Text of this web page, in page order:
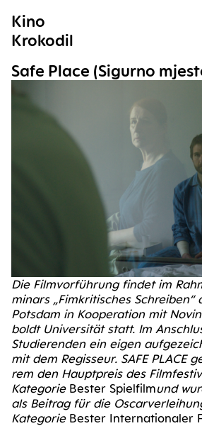
Kino
Krokodil
Safe Place (Sigur­no
Die Film­vor­füh­rung fin­det im
mi­nars „Fim­kri­ti­sches
Pots­dam in Koope­ra­ti­on mit
boldt Uni­ver­si­tät statt. Im
Stu­die­ren­den ein eigen
mit dem Regis­seur. SAFE PLACE
rem den Haupt­preis des
Kate­go­rie Bes­ter Spiel­filmund
als Bei­trag für die
Kate­go­rie Bes­ter Inter­na­tio­na­ler